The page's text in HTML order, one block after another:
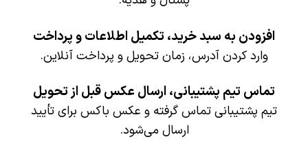
افزودن به سبد خرید، تکمیل اطلاعات و پرداخت
وارد کردن آدرس، زمان تحویل و پرداخت آنلاین.
تماس تیم پشتیبانی، ارسال عکس قبل از تحویل
تیم پشتیبانی تماس گرفته و عکس باکس برای تأیید
ارسال می‌شود.